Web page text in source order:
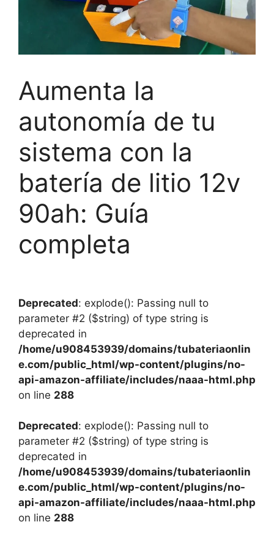
Aumenta la
autonomía de tu
sistema con la
batería de litio 12v
90ah: Guía
completa
Deprecated: explode(): Passing null to
parameter #2 ($string) of type string is
deprecated in
/home/u908453939/domains/tubateriaonlin
e.com/public_html/wp-content/plugins/no-
api-amazon-affiliate/includes/naaa-html.php
on line 288
Deprecated: explode(): Passing null to
parameter #2 ($string) of type string is
deprecated in
/home/u908453939/domains/tubateriaonlin
e.com/public_html/wp-content/plugins/no-
api-amazon-affiliate/includes/naaa-html.php
on line 288